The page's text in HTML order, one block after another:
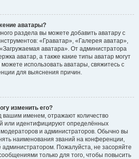
аватары?
раздела вы можете добавить аватару с
«Граватар», «Галерея аватар»,
аватара». От администратора
аватар, а также какие типы аватар могут
использовать аватары, свяжитесь с
для выяснения причин.
изменить его?
именем, отражают количество
или идентифицируют определённых
и администраторов. Обычно вы
наименования званий на конференции,
администратором. Пожалуйста, не засоряйте
только для того, чтобы повысить